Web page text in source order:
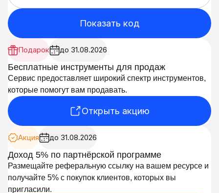
Показать код
Подарок до 31.08.2026
Бесплатные инструменты для продаж
Сервис предоставляет широкий спектр инструментов,
которые помогут вам продавать.
Открыть акцию
Акция до 31.08.2026
Доход 5% по партнёрской программе
Размещайте реферальную ссылку на вашем ресурсе и
получайте 5% с покупок клиентов, которых вы
пригласили.